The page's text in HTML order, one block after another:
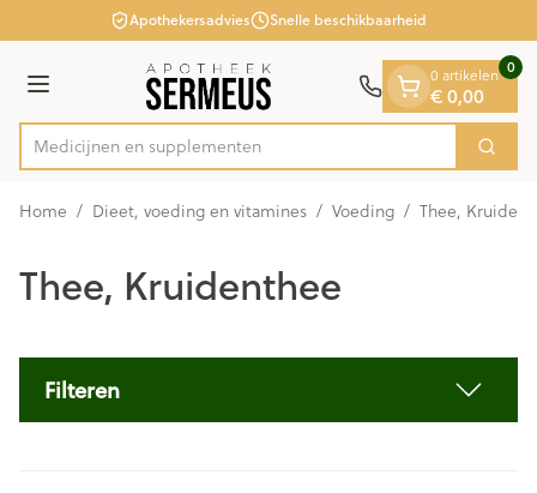
Ga naar de inhoudApothekersadvies Snelle beschikbaarheid
Menu
Product, merk, categorie...
Medic Zoek
0 artikelen
€ 0,00
0
Home / Dieet, voeding en vitamines / Voeding / Thee,
Thee, Kruidenthee
Filteren